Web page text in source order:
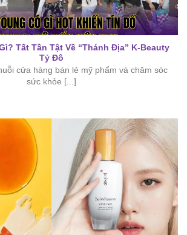
Tất Tần Tật Về “Thánh Địa” K-Beauty
Tỷ Đô
cửa hàng bán lẻ mỹ phẩm và chăm sóc
sức khỏe [...]